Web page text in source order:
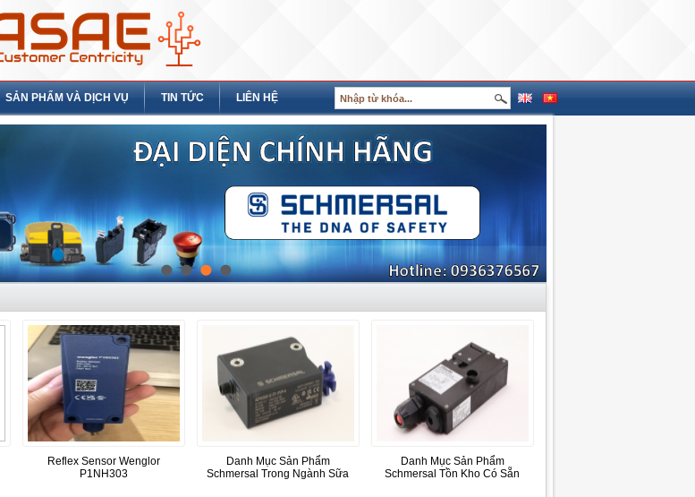
SẢN PHẨM VÀ DỊCH VỤ TIN TỨC LIÊN HỆ
Reflex Sensor Wenglor
P1NH303
Danh Mục Sản Phẩm
Schmersal Trong Ngành Sữa
Danh Mục Sản Phẩm
Schmersal Tồn Kho Có Sẵn